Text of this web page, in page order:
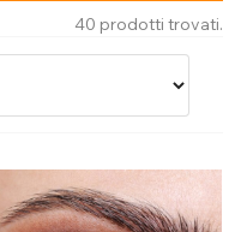
40 prodotti trovati.